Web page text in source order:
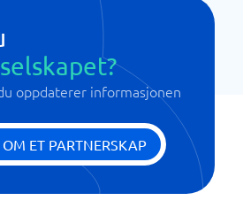
oppdaterer informasjonen
OM ET PARTNERSKAP